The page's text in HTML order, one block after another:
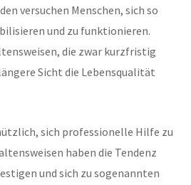
versuchen Menschen, sich so
und zu funktionieren.
die zwar kurzfristig
Sicht die Lebensqualität
sich professionelle Hilfe zu
haben die Tendenz
und sich zu sogenannten